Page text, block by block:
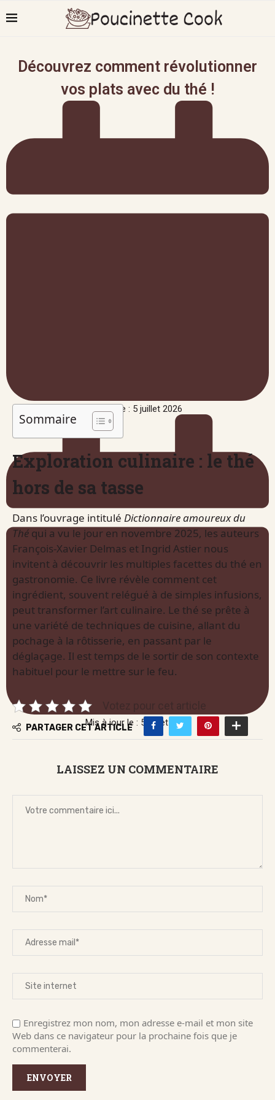
Découvrez comment révolutionner
vos plats avec du thé !
Publié le : 5 juillet 2026
Mis à jour le : 5 juillet 2026
Sommaire
Exploration culinaire : le thé
hors de sa tasse
Dans l’ouvrage intitulé Dictionnaire amoureux du
Thé qui a vu le jour en novembre 2025, les auteurs
François-Xavier Delmas et Ingrid Astier nous
invitent à découvrir les multiples facettes du thé en
gastronomie. Ce livre révèle comment cet
ingrédient, souvent relégué à de simples infusions,
peut transformer l’art culinaire. Le thé se prête à
une variété de techniques de cuisine, allant du
pochage à la rôtisserie, en passant par le
déglaçage. Il est temps de le sortir de son contexte
habituel pour le mettre sur le feu.
Votez pour cet article
PARTAGER CET ARTICLE
LAISSEZ UN COMMENTAIRE
Enregistrez mon nom, mon adresse e-mail et mon site
Web dans ce navigateur pour la prochaine fois que je
commenterai.